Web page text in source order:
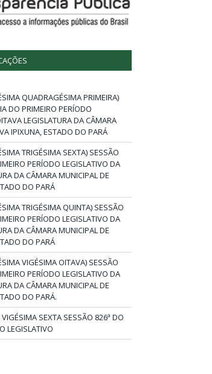
QUADRAGÉSIMA PRIMEIRA)
DO PRIMEIRO PERÍODO
LEGISLATURA DA CÂMARA
IPIXUNA, ESTADO DO PARÁ
TRIGÉSIMA SEXTA) SESSÃO
PERÍODO LEGISLATIVO DA
DA CÂMARA MUNICIPAL DE
DO PARÁ
TRIGÉSIMA QUINTA) SESSÃO
PERÍODO LEGISLATIVO DA
DA CÂMARA MUNICIPAL DE
DO PARÁ
VIGÉSIMA OITAVA) SESSÃO
PERÍODO LEGISLATIVO DA
DA CÂMARA MUNICIPAL DE
DO PARÁ.
SEXTA SESSÃO 826ª DO
LEGISLATIVO